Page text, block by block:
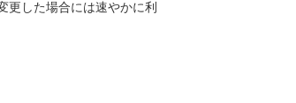
更した場合には速やかに利